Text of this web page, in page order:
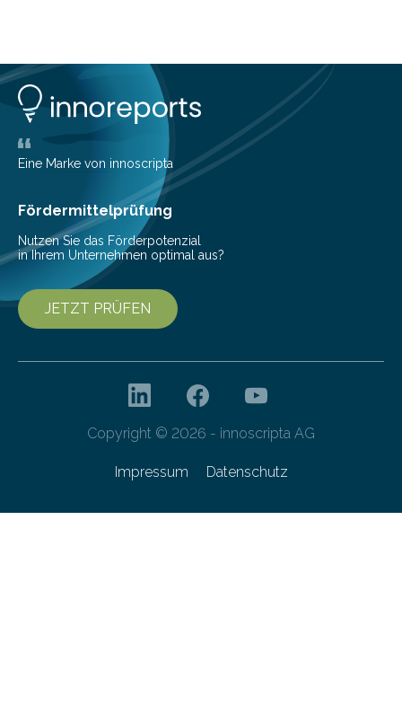
Eine Marke von innoscripta
Fördermittelprüfung
Nutzen Sie das Förderpotenzial
in Ihrem Unternehmen optimal aus?
JETZT PRÜFEN
Copyright © 2026 - innoscripta AG
Impressum Datenschutz